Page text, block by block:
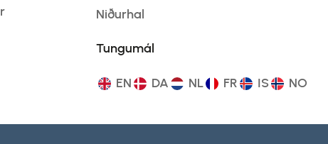
Niðurhal
Tungumál
EN DA NL FR IS NO